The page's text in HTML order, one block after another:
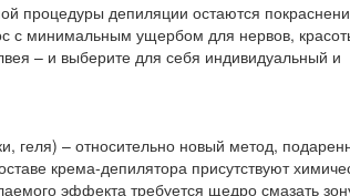
процедуры депиляции остаются
с минимальным ущербом для нервов,
– и выберите для себя индивидуальный и
геля) – относительно новый метод,
крема-депилятора присутствуют
эффекта требуется щедро смазать